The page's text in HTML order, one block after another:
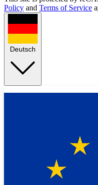
Policy and Terms of Service
Deutsch